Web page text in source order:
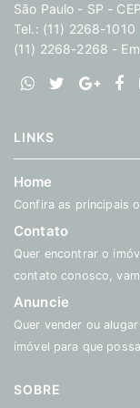
São Paulo - SP -
Tel.: (11) 2268-1010
(11) 2268-2268 -
LINKS
Home
Confira as principais
Contato
Quer encontrar o
contato conosco,
Anuncie
Quer vender ou
imóvel para que
SOBRE